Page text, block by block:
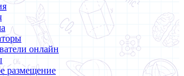
онлайн
размещение